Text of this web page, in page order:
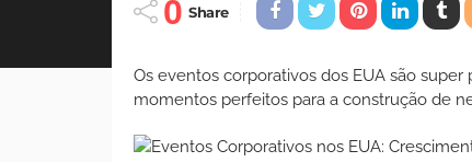
0 Share
Os eventos corporativos dos EUA são
momentos perfeitos para a construção de